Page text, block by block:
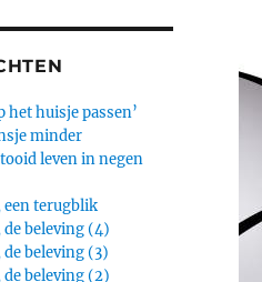
het huisje passen’
minder
leven in negen
een terugblik
beleving (4)
beleving (3)
beleving (2)